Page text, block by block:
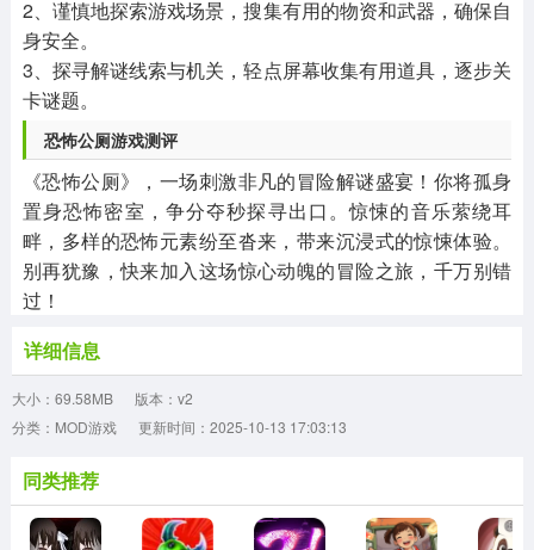
2、谨慎地探索游戏场景，搜集有用的物资和武器，确保自
身安全。
3、探寻解谜线索与机关，轻点屏幕收集有用道具，逐步关
卡谜题。
恐怖公厕游戏测评
《恐怖公厕》，一场刺激非凡的冒险解谜盛宴！你将孤身
置身恐怖密室，争分夺秒探寻出口。惊悚的音乐萦绕耳
畔，多样的恐怖元素纷至沓来，带来沉浸式的惊悚体验。
别再犹豫，快来加入这场惊心动魄的冒险之旅，千万别错
过！
详细信息
大小：69.58MB
版本：v2
分类：MOD游戏
更新时间：2025-10-13 17:03:13
同类推荐